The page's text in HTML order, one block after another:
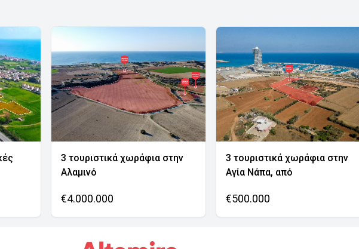
3 τουριστικά χωράφια στην
Αλαμινό
€4.000.000
3 τουριστικά χωράφια στην
Αγία Νάπα, από
€500.000